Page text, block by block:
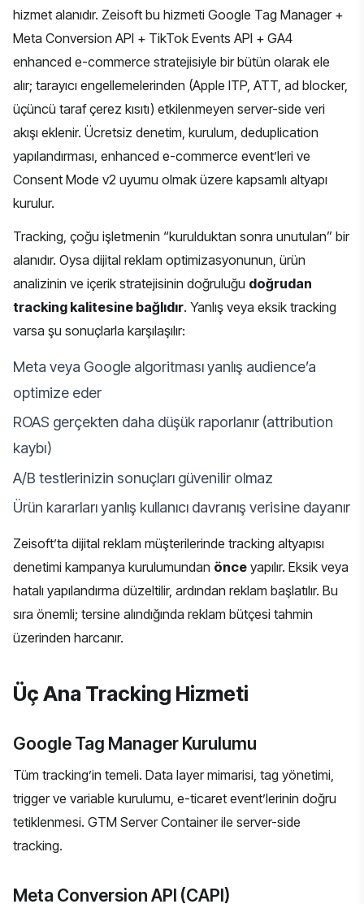
hizmet alanıdır. Zeisoft bu hizmeti Google Tag Manager +
Meta Conversion API + TikTok Events API + GA4
enhanced e-commerce stratejisiyle bir bütün olarak ele
alır; tarayıcı engellemelerinden (Apple ITP, ATT, ad blocker,
üçüncü taraf çerez kısıtı) etkilenmeyen server-side veri
akışı eklenir. Ücretsiz denetim, kurulum, deduplication
yapılandırması, enhanced e-commerce event’leri ve
Consent Mode v2 uyumu olmak üzere kapsamlı altyapı
kurulur.
Tracking, çoğu işletmenin “kurulduktan sonra unutulan” bir
alanıdır. Oysa dijital reklam optimizasyonunun, ürün
analizinin ve içerik stratejisinin doğruluğu doğrudan
tracking kalitesine bağlıdır. Yanlış veya eksik tracking
varsa şu sonuçlarla karşılaşılır:
Meta veya Google algoritması yanlış audience’a
optimize eder
ROAS gerçekten daha düşük raporlanır (attribution
kaybı)
A/B testlerinizin sonuçları güvenilir olmaz
Ürün kararları yanlış kullanıcı davranış verisine dayanır
Zeisoft’ta dijital reklam müşterilerinde tracking altyapısı
denetimi kampanya kurulumundan önce yapılır. Eksik veya
hatalı yapılandırma düzeltilir, ardından reklam başlatılır. Bu
sıra önemli; tersine alındığında reklam bütçesi tahmin
üzerinden harcanır.
Üç Ana Tracking Hizmeti
Google Tag Manager Kurulumu
Tüm tracking’in temeli. Data layer mimarisi, tag yönetimi,
trigger ve variable kurulumu, e-ticaret event’lerinin doğru
tetiklenmesi. GTM Server Container ile server-side
tracking.
Meta Conversion API (CAPI)